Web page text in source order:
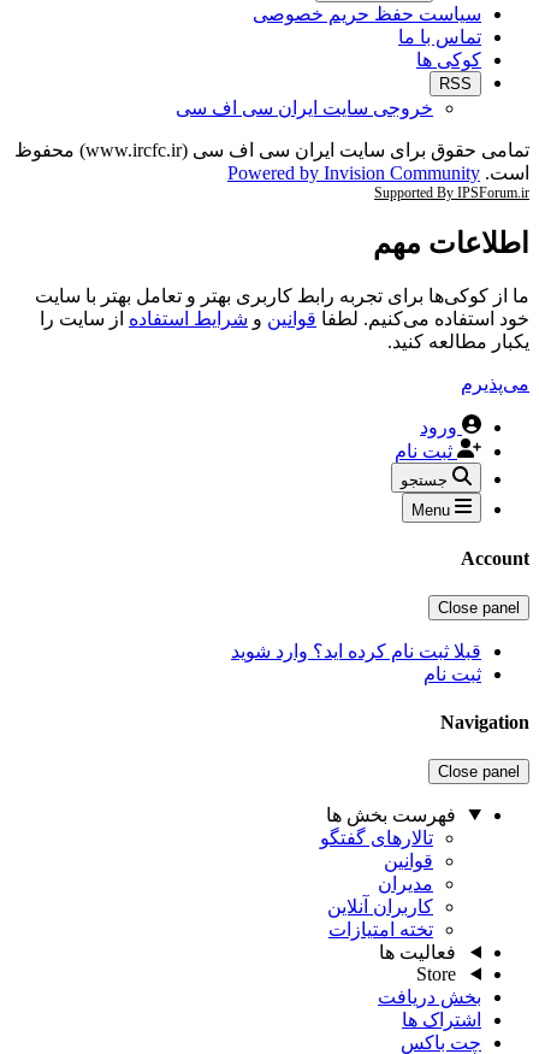
سیاست حفظ حریم خصوصی
تماس با ما
کوکی ها
RSS
خروجی سایت ایران سی اف سی
تمامی حقوق برای سایت ایران سی اف سی (www.ircfc.ir) محفوظ
است. Powered by Invision Community
Supported By IPSForum.ir
اطلاعات مهم
ما از کوکی‌ها برای تجربه رابط کاربری بهتر و تعامل بهتر با سایت
خود استفاده می‌کنیم. لطفا قوانین و شرایط استفاده از سایت را
یکبار مطالعه کنید.
می‌پذیرم
ورود
ثبت نام
جستجو
Menu
Account
Close panel
قبلا ثبت نام کرده اید؟ وارد شوید
ثبت نام
Navigation
Close panel
فهرست بخش ها
تالارهای گفتگو
قوانین
مدیران
کاربران آنلاین
تخته امتیازات
فعالیت ها
Store
بخش دریافت
اشتراک ها
چت باکس